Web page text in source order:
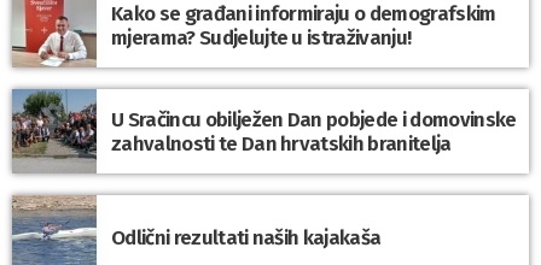
Kako se građani informiraju o demografskim
mjerama? Sudjelujte u istraživanju!
U Sračincu obilježen Dan pobjede i domovinske
zahvalnosti te Dan hrvatskih branitelja
Odlični rezultati naših kajakaša